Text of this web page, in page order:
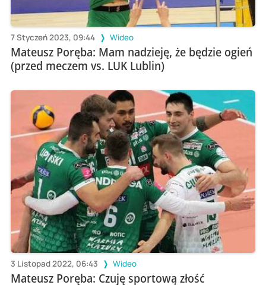
7 Styczeń 2023, 09:44 Wideo
Mateusz Poręba: Mam nadzieję, że będzie ogień
(przed meczem vs. LUK Lublin)
3 Listopad 2022, 06:43 Wideo
Mateusz Poręba: Czuję sportową złość